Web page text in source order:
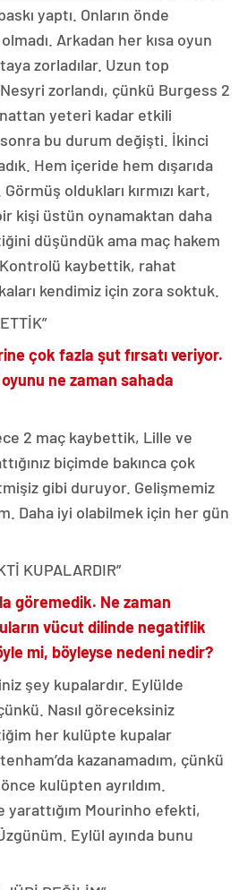
yaptı. Onların önde
olmadı. Arkadan her kısa oyun
zorladılar. Uzun top
Nesyri zorlandı, çünkü Burgess 2
yeteri kadar etkili
bu durum değişti. İkinci
Hem içeride hem dışarıda
oldukları kırmızı kart,
kişi üstün oynamaktan daha
düşündük ama maç hakem
kaybettik, rahat
kendimiz için zora soktuk.
çok fazla şut fırsatı veriyor.
ne zaman sahada
2 maç kaybettik, Lille ve
biçimde bakınca çok
gibi duruyor. Gelişmemiz
Daha iyi olabilmek için her gün
KUPALARDIR”
göremedik. Ne zaman
vücut dilinde negatiflik
mi, böyleyse nedeni nedir?
şey kupalardır. Eylülde
Nasıl göreceksiniz
her kulüpte kupalar
kazanamadım, çünkü
kulüpten ayrıldım.
yarattığım Mourinho efekti,
Eylül ayında bunu